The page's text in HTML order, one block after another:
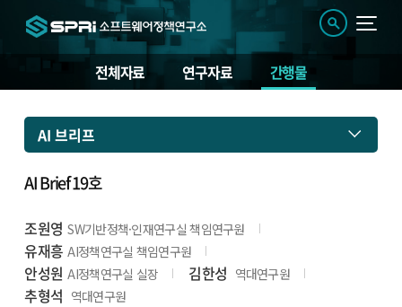
전체자료 연구자료 간행물
AI 브리프
AI Brief 19호
조원영 SW기반정책·인재연구실 책임연구원
유재흥 AI정책연구실 책임연구원
안성원 AI정책연구실 실장 김한성 역대연구원
추형석 역대연구원